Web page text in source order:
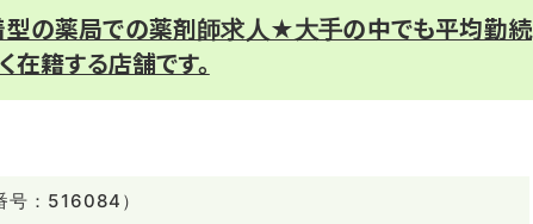
型の薬局での薬剤師求人★大手の中でも平均勤続
籍する店舗です。
号：516084）